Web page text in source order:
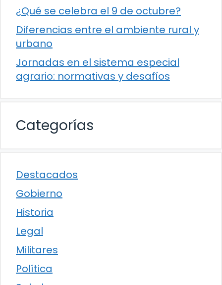
¿Qué se celebra el 9 de octubre?
Diferencias entre el ambiente rural y
urbano
Jornadas en el sistema especial
agrario: normativas y desafíos
Categorías
Destacados
Gobierno
Historia
Legal
Militares
Política